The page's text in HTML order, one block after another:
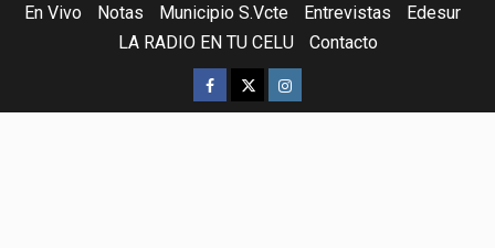
En Vivo Notas Municipio S.Vcte Entrevistas
Edesur
LA RADIO EN TU CELU
Contacto